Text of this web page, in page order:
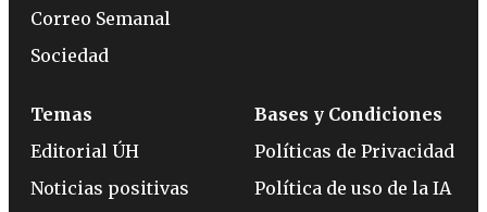
Correo Semanal
Sociedad
Temas
Editorial ÚH
Noticias positivas
Bases y Condiciones
Políticas de Privacidad
Política de uso de la IA